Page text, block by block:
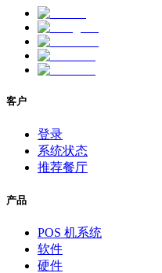
客户
登录
系统状态
推荐餐厅
产品
POS 机系统
软件
硬件